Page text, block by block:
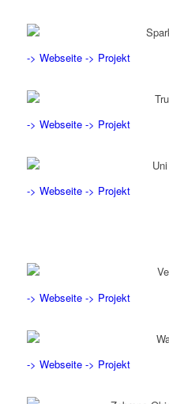
-> Webseite -> Projekt
-> Webseite -> Projekt
-> Webseite -> Projekt
-> Webseite -> Projekt
-> Webseite -> Projekt